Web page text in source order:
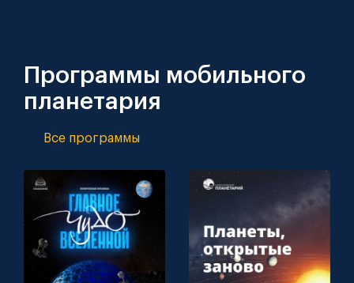
Программы мобильного
планетария
Все программы